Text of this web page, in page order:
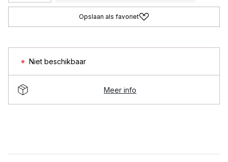
Opslaan als favoriet
Niet beschikbaar
Meer info